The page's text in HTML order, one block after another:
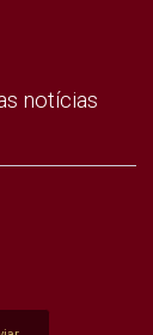
notícias